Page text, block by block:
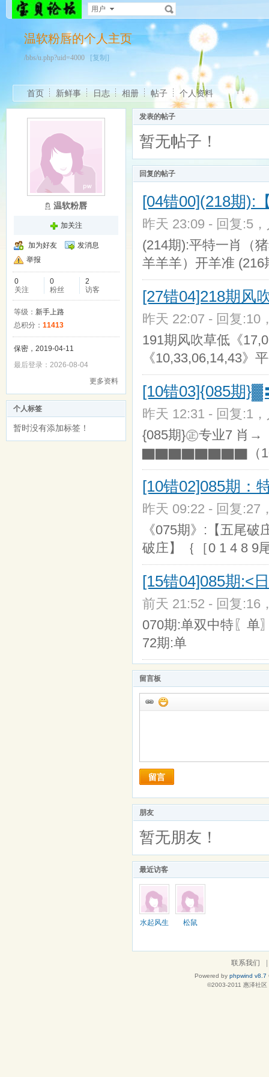
用户
温软粉唇的个人主页
/bbs/u.php?uid=4000 [复制]
首页 新鲜事 日志 相册 帖子 个人资料
温软粉唇
加关注
加为好友
发消息
举报
0
关注
0
粉丝
2
访客
等级： 新手上路
总积分： 11413
保密，2019-04-11
最后登录：2026-08-04
更多资料
个人标签
暂时没有添加标签！
发表的帖子
暂无帖子！
回复的帖子
[04错00](218期):
昨天 23:09 - 回复:5
(214期):平特一肖（
羊羊羊）开羊准 (216
[27错04]218期风
昨天 22:07 - 回复:10
191期风吹草低《
《10,33,06,14,43》
[10错03]{085期
昨天 12:31 - 回复:1
{085期}㊣专业7 肖
▇▇▇▇▇▇▇▇（
[10错02]085期：
昨天 09:22 - 回复:27
《075期》:【五尾
破庄】｛［0 1 4 8 9
[15错04]085期:<
前天 21:52 - 回复:16
070期:单双中特〖单
72期:单
留言板
留言
朋友
暂无朋友！
最近访客
水起风生 松鼠
联系我们 |
Powered by phpwind v8.7
©2003-2011 惠泽社区